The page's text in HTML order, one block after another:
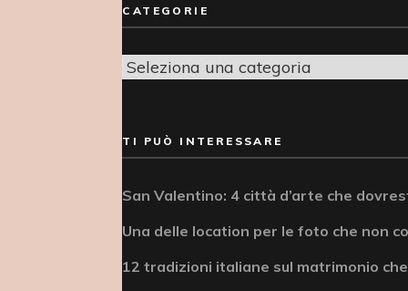
CATEGORIE
Categorie
TI PUÒ INTERESSARE
San Valentino: 4 città d’arte che
Una delle location per le foto che non
12 tradizioni italiane sul matrimonio